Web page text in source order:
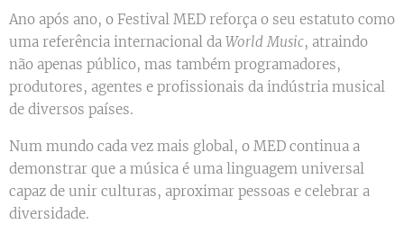
Ano após ano, o Festival MED reforça o seu estatuto como
uma referência internacional da World Music, atraindo
não apenas público, mas também programadores,
produtores, agentes e profissionais da indústria musical
de diversos países.
Num mundo cada vez mais global, o MED continua a
demonstrar que a música é uma linguagem universal
capaz de unir culturas, aproximar pessoas e celebrar a
diversidade.